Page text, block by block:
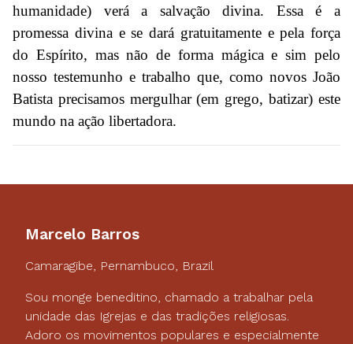
humanidade) verá a salvação divina. Essa é a
promessa divina e se dará gratuitamente e pela força
do Espírito, mas não de forma mágica e sim pelo
nosso testemunho e trabalho que, como novos João
Batista precisamos mergulhar (em grego, batizar) este
mundo na ação libertadora.
Marcelo Barros
Camaragibe, Pernambuco, Brazil
Sou monge beneditino, chamado a trabalhar pela
unidade das Igrejas e das tradições religiosas.
Adoro os movimentos populares e especialmente